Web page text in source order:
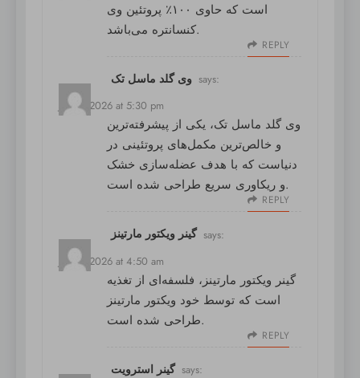
است که حاوی ۱۰۰٪ پروتئین وی
کنسانتره می‌باشد.
REPLY
وی گلد ماسل تک says:
July 2, 2026 at 5:30 pm
وی گلد ماسل تک، یکی از پیشرفته‌ترین
و خالص‌ترین مکمل‌های پروتئینی در
دنیاست که با هدف عضله‌سازی خشک
و ریکاوری سریع طراحی شده است.
REPLY
گینر ویکتور مارتینز says:
July 3, 2026 at 4:50 am
گینر ویکتور مارتینز ، فلسفه‌ای از تغذیه
است که توسط خود ویکتور مارتینز
طراحی شده است.
REPLY
گینر استرویت says: